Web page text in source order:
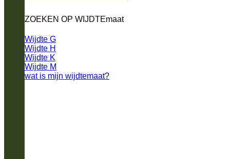
ZOEKEN OP WIJDTEmaat
Wijdte G
Wijdte H
Wijdte K
Wijdte M
wat is mijn wijdtemaat?